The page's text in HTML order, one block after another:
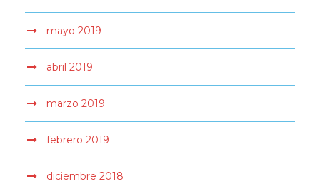
mayo 2019
abril 2019
marzo 2019
febrero 2019
diciembre 2018